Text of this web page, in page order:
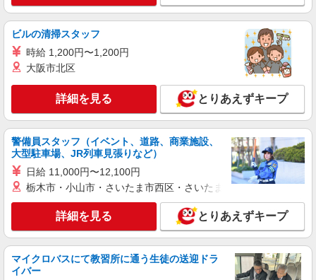
ビルの清掃スタッフ
時給 1,200円〜1,200円
大阪市北区
詳細を見る とりあえずキープ
警備員スタッフ（イベント、道路、商業施設、
大型駐車場、JR列車見張りなど）
日給 11,000円〜12,100円
栃木市・小山市・さいたま市西区・さいたま市岩槻区・久喜市・
詳細を見る とりあえずキープ
マイクロバスにて教習所に通う生徒の送迎ドラ
イバー